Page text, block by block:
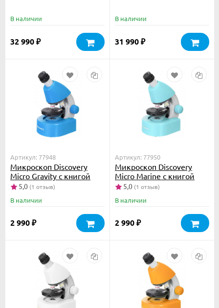
В наличии
32 990 ₽
В наличии
31 990 ₽
Артикул: 77948
Микроскоп Discovery
Micro Gravity с книгой
5,0 (1 отзыв)
В наличии
2 990 ₽
Артикул: 77950
Микроскоп Discovery
Micro Marine с книгой
5,0 (1 отзыв)
В наличии
2 990 ₽